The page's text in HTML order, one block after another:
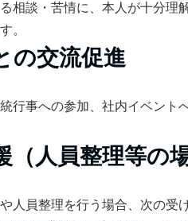
相談・苦情に、本人が十分理
。
の交流促進
行事への参加、社内イベント
（人員整理等の場
人員整理を行う場合、次の受